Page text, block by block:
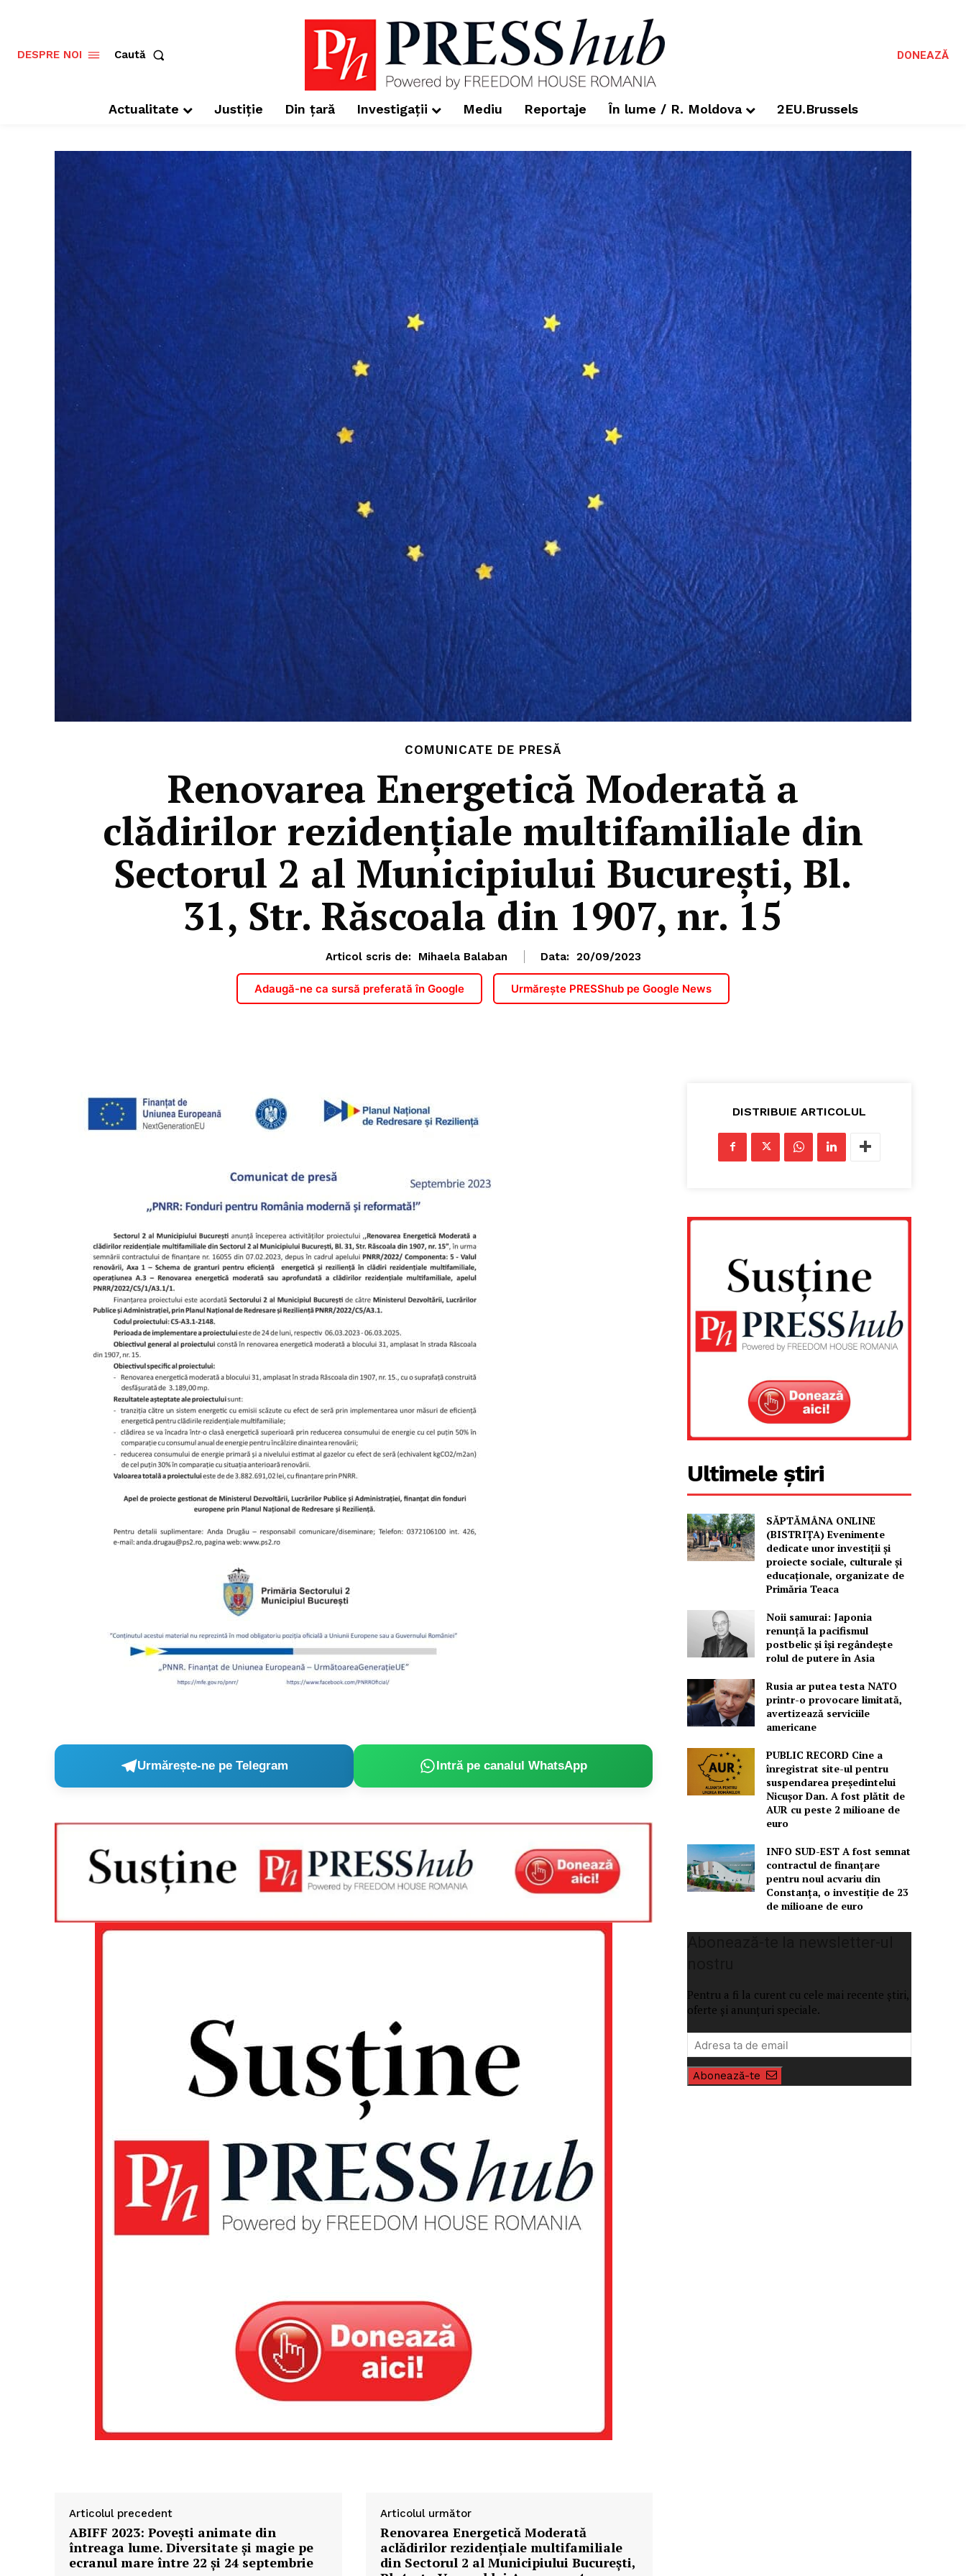
Un proiect
DESPRE NOI Caută DONEAZĂ
Actualitate Justiție Din țară Investigații Mediu Reportaje În lume / R. Moldova 2EU.Brussels
COMUNICATE DE PRESĂ
Renovarea Energetică Moderată a
clădirilor rezidențiale multifamiliale din
Sectorul 2 al Municipiului București, Bl.
31, Str. Răscoala din 1907, nr. 15
Articol scris de: Mihaela Balaban Data: 20/09/2023
Adaugă-ne ca sursă preferată în Google Urmărește PRESShub pe Google News
Urmărește-ne pe Telegram Intră pe canalul WhatsApp
Articolul precedent
ABIFF 2023: Povești animate din
întreaga lume. Diversitate și magie pe
ecranul mare între 22 și 24 septembrie
Articolul următor
Renovarea Energetică Moderată
aclădirilor rezidențiale multifamiliale
din Sectorul 2 al Municipiului București,
DISTRIBUIE ARTICOLUL
Ultimele știri
SĂPTĂMÂNA ONLINE
(BISTRIȚA) Evenimente
dedicate unor investiții și
proiecte sociale, culturale și
educaționale, organizate de
Primăria Teaca
Noii samurai: Japonia
renunță la pacifismul
postbelic și își regândește
rolul de putere în Asia
Rusia ar putea testa NATO
printr-o provocare limitată,
avertizează serviciile
americane
PUBLIC RECORD Cine a
înregistrat site-ul pentru
suspendarea președintelui
Nicușor Dan. A fost plătit de
AUR cu peste 2 milioane de
euro
INFO SUD-EST A fost semnat
contractul de finanțare
pentru noul acvariu din
Constanța, o investiție de 23
de milioane de euro
Pentru a fi la curent cu cele mai recente știri,
oferte și anunțuri speciale.
Abonează-te